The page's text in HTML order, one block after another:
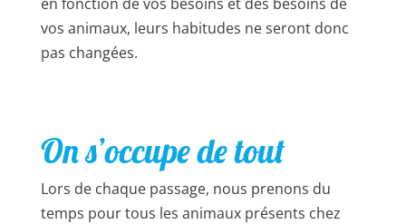
vos animaux, leurs habitudes ne seront donc
pas changées.
On s’occupe de tout
Lors de chaque passage, nous prenons du
temps pour tous les animaux présents chez